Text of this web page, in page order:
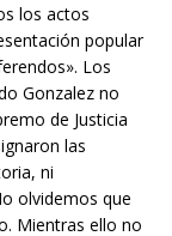
los actos
popular
Los
Gonzalez no
de Justicia
las
ni
olvidemos que
Mientras ello no